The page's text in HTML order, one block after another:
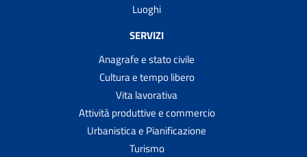
Luoghi
SERVIZI
Anagrafe e stato civile
Cultura e tempo libero
Vita lavorativa
Attività produttive e commercio
Urbanistica e Pianificazione
Turismo